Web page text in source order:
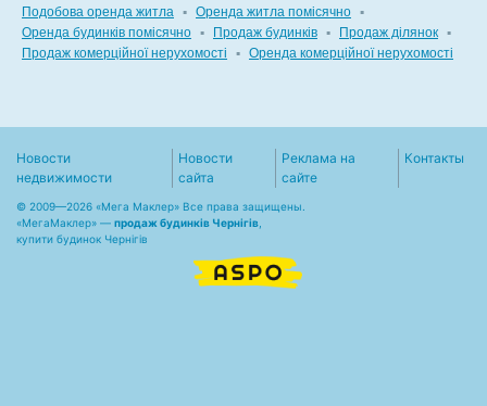
Подобова оренда житла ▪ Оренда житла помісячно ▪
Оренда будинків помісячно ▪ Продаж будинків ▪ Продаж ділянок ▪
Продаж комерційної нерухомості
▪ Оренда комерційної нерухомості
Новости
недвижимости
Новости
сайта
Реклама на
сайте
Контакты
© 2009—2026 «Мега Маклер» Все права защищены.
«МегаМаклер» — продаж будинків Чернігів
купити будинок Чернігів